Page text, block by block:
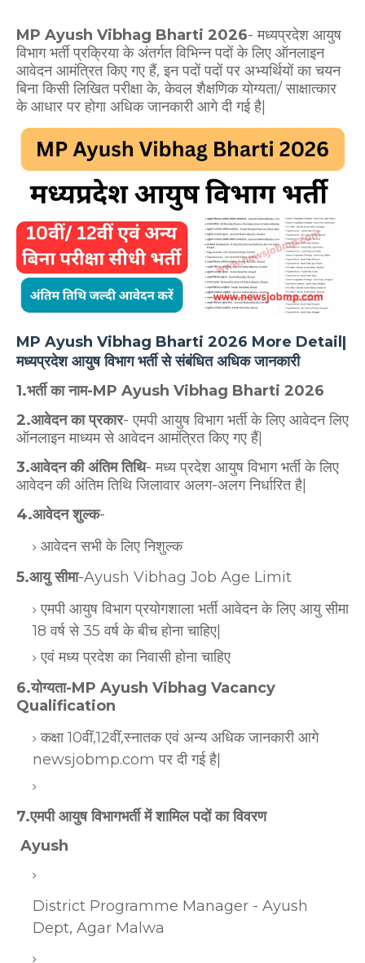
MP Ayush Vibhag Bharti 2026- मध्यप्रदेश आयुष
विभाग भर्ती प्रक्रिया के अंतर्गत विभिन्न पदों के लिए ऑनलाइन
आवेदन आमंत्रित किए गए हैं, इन पदों पदों पर अभ्यर्थियों का चयन
बिना किसी लिखित परीक्षा के, केवल शैक्षणिक योग्यता/ साक्षात्कार
के आधार पर होगा अधिक जानकारी आगे दी गई है|
MP Ayush Vibhag Bharti 2026 More Detail|
मध्यप्रदेश आयुष विभाग भर्ती से संबंधित अधिक जानकारी
1.भर्ती का नाम-MP Ayush Vibhag Bharti 2026
2.आवेदन का प्रकार- एमपी आयुष विभाग भर्ती के लिए आवेदन लिए
ऑनलाइन माध्यम से आवेदन आमंत्रित किए गए हैं|
3.आवेदन की अंतिम तिथि- मध्य प्रदेश आयुष विभाग भर्ती के लिए
आवेदन की अंतिम तिथि जिलावार अलग-अलग निर्धारित है|
4.आवेदन शुल्क-
आवेदन सभी के लिए निशुल्क
5.आयु सीमा-Ayush Vibhag Job Age Limit
एमपी आयुष विभाग प्रयोगशाला भर्ती आवेदन के लिए आयु सीमा
18 वर्ष से 35 वर्ष के बीच होना चाहिए|
एवं मध्य प्रदेश का निवासी होना चाहिए
6.योग्यता-MP Ayush Vibhag Vacancy
Qualification
कक्षा 10वीं,12वीं,स्नातक एवं अन्य अधिक जानकारी आगे
newsjobmp.com पर दी गई है|
7.एमपी आयुष विभागभर्ती में शामिल पदों का विवरण
Ayush
District Programme Manager - Ayush
Dept, Agar Malwa